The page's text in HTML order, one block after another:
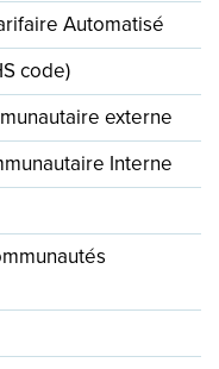
Automatisé
code)
externe
Interne